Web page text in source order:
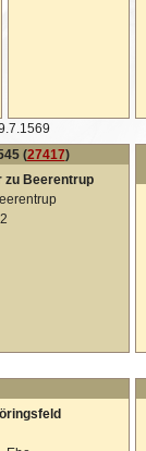
(27417)
zu Beerentrup